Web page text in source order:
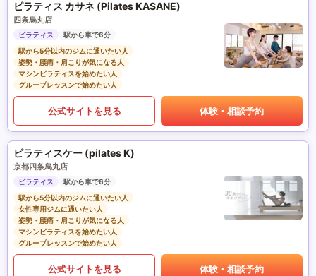
ピラティス カサネ (Pilates KASANE)
四条烏丸店
ピラティス
駅から車で6分
駅から5分以内のジムに通いたい人
姿勢・腰痛・肩こりが気になる人
マシンピラティスを始めたい人
グループレッスンで始めたい人
公式サイトを見る 体験・相談予約
ピラティスケー (pilates K)
京都四条烏丸店
ピラティス
駅から車で6分
駅から5分以内のジムに通いたい人
女性専用ジムに通いたい人
姿勢・腰痛・肩こりが気になる人
マシンピラティスを始めたい人
グループレッスンで始めたい人
公式サイトを見る 体験・相談予約